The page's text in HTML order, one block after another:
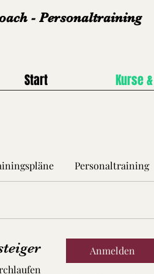
- Personaltraining
Start Kurse
Personaltraining
Anmelden